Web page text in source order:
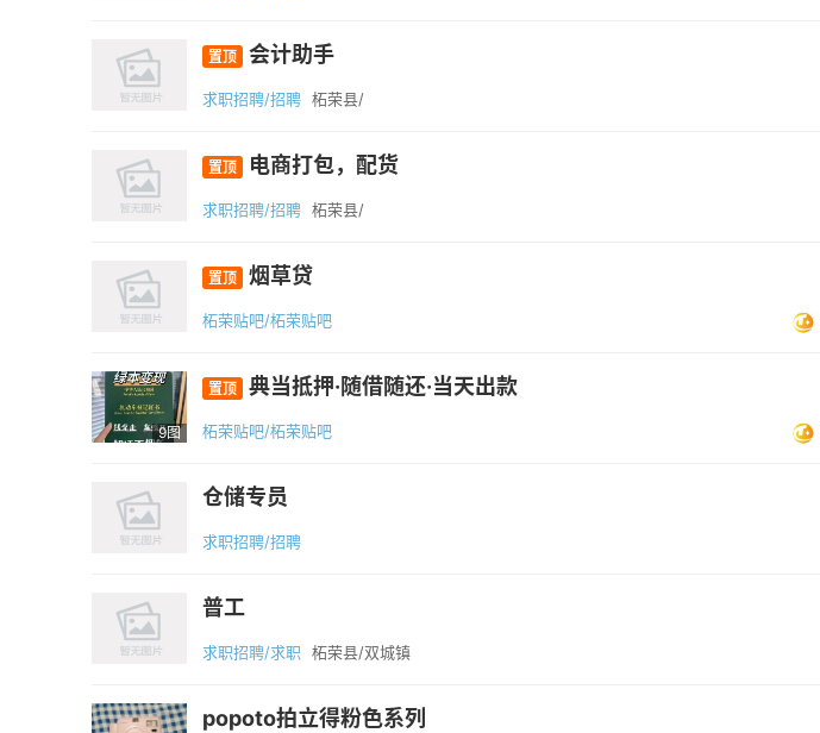
置顶 会计助手
求职招聘/招聘 柘荣县/
置顶 电商打包，配货
求职招聘/招聘 柘荣县/
置顶 烟草贷
柘荣贴吧/柘荣贴吧
9图
置顶 典当抵押·随借随还·当天出款
柘荣贴吧/柘荣贴吧
仓储专员
求职招聘/招聘
普工
求职招聘/求职 柘荣县/双城镇
popoto拍立得粉色系列